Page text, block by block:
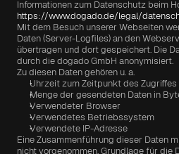
https://www.dogado.de/legal/
Mit dem Besuch unserer Webseiten
Daten (Server-Logfiles) an den
übertragen und dort gespeichert. Die
durch die dogado GmbH anonymisiert.
Zu diesen Daten gehören u. a.
Uhrzeit zum Zeitpunkt des Zugriffes
Menge der gesendeten Daten in
Verwendeter Browser
Verwendetes Betriebssystem
Verwendete IP-Adresse
Eine Zusammenführung dieser Daten
nicht vorgenommen. Grundlage für die